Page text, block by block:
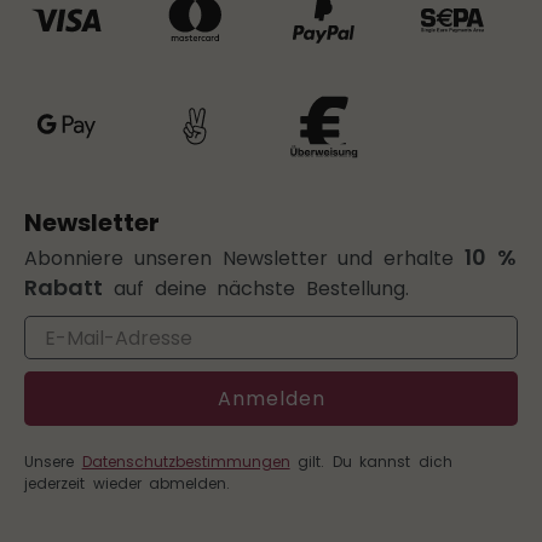
Newsletter
Abonniere unseren Newsletter und erhalte 10 %
Rabatt auf deine nächste Bestellung.
Email
Anmelden
Unsere Datenschutzbestimmungen gilt. Du kannst dich
jederzeit wieder abmelden.